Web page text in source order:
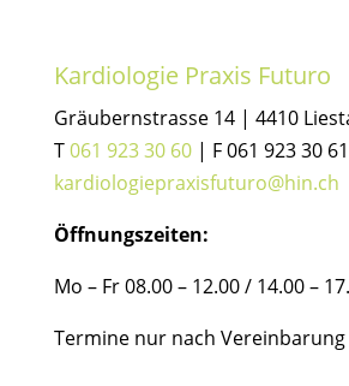
Kardiologie Praxis Futuro
Gräubernstrasse 14 | 4410
T061 923 30 60| F 061 923 30 61
kardiologiepraxisfuturo@hin.ch
Öffnungszeiten:
Mo – Fr 08.00 – 12.00 / 14.00 –
Termine nur nach Vereinbarung